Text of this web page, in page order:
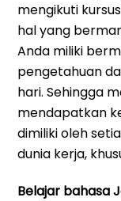
mengikuti
hal yang
Anda miliki
pengetahuan
hari. Sehingga
mendapatkan
dimiliki oleh
dunia kerja,
Belajar bahasa